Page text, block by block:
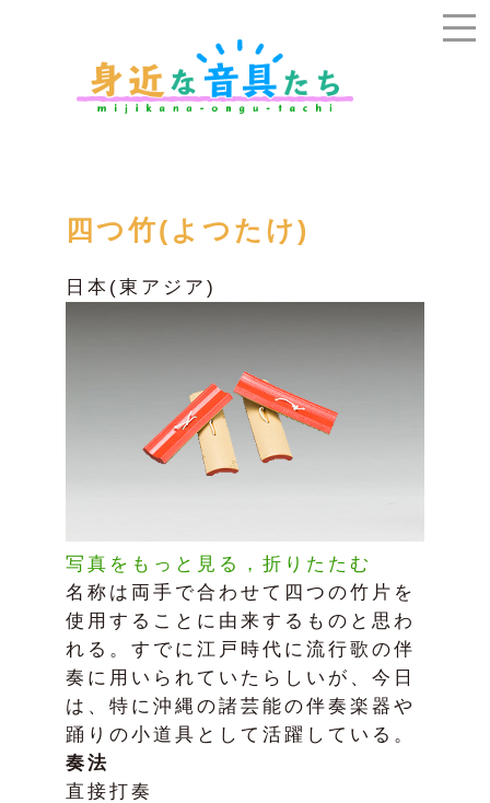
四つ竹(よつたけ)
日本(東アジア)
写真をもっと見る，折りたたむ
名称は両手で合わせて四つの竹片を
使用することに由来するものと思わ
れる。すでに江戸時代に流行歌の伴
奏に用いられていたらしいが、今日
は、特に沖縄の諸芸能の伴奏楽器や
踊りの小道具として活躍している。
奏法
直接打奏